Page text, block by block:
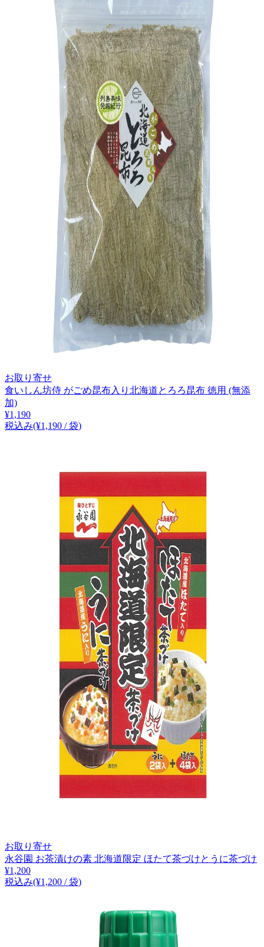
お取り寄せ
食いしん坊侍 がごめ昆布入り北海道とろろ昆布 徳用 (無添
加)
¥1,190
税込み(¥1,190 / 袋)
お取り寄せ
永谷園 お茶漬けの素 北海道限定 ほたて茶づけとうに茶づけ
¥1,200
税込み(¥1,200 / 袋)